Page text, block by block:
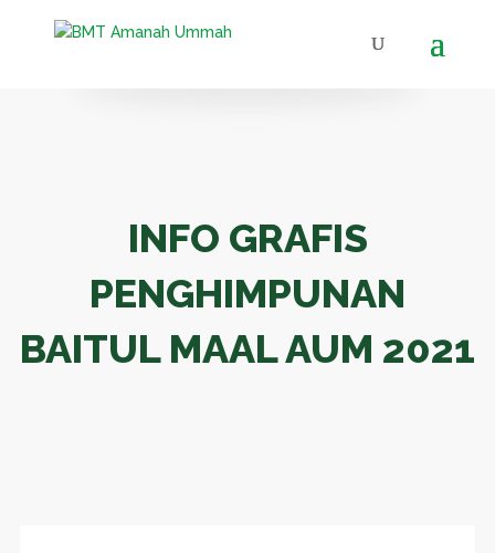
INFO GRAFIS
PENGHIMPUNAN
BAITUL MAAL AUM 2021